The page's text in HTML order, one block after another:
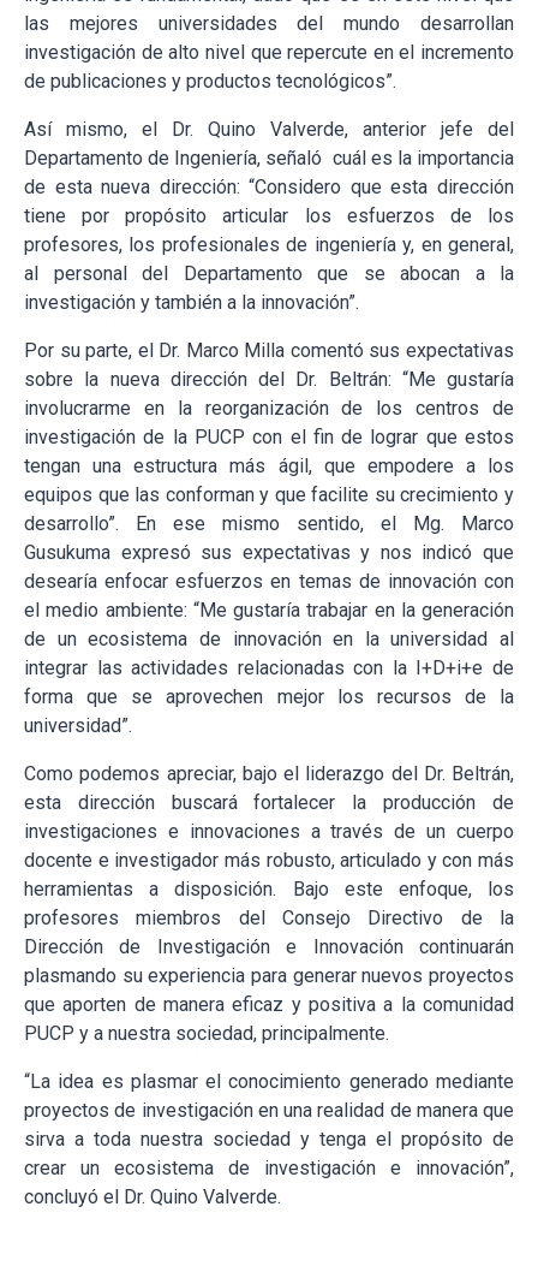
las mejores universidades del mundo desarrollan
investigación de alto nivel que repercute en el incremento
de publicaciones y productos tecnológicos”.
Así mismo, el Dr. Quino Valverde, anterior jefe del
Departamento de Ingeniería, señaló cuál es la importancia
de esta nueva dirección: “Considero que esta dirección
tiene por propósito articular los esfuerzos de los
profesores, los profesionales de ingeniería y, en general,
al personal del Departamento que se abocan a la
investigación y también a la innovación”.
Por su parte, el Dr. Marco Milla comentó sus expectativas
sobre la nueva dirección del Dr. Beltrán: “Me gustaría
involucrarme en la reorganización de los centros de
investigación de la PUCP con el fin de lograr que estos
tengan una estructura más ágil, que empodere a los
equipos que las conforman y que facilite su crecimiento y
desarrollo”. En ese mismo sentido, el Mg. Marco
Gusukuma expresó sus expectativas y nos indicó que
desearía enfocar esfuerzos en temas de innovación con
el medio ambiente: “Me gustaría trabajar en la generación
de un ecosistema de innovación en la universidad al
integrar las actividades relacionadas con la I+D+i+e de
forma que se aprovechen mejor los recursos de la
universidad”.
Como podemos apreciar, bajo el liderazgo del Dr. Beltrán,
esta dirección buscará fortalecer la producción de
investigaciones e innovaciones a través de un cuerpo
docente e investigador más robusto, articulado y con más
herramientas a disposición. Bajo este enfoque, los
profesoresmiembros del Consejo Directivo de la
Dirección de Investigación e Innovación continuarán
plasmando su experiencia para generar nuevos proyectos
que aporten de manera eficaz y positiva a la comunidad
PUCP y a nuestra sociedad, principalmente.
“La idea es plasmar el conocimiento generado mediante
proyectos de investigación en una realidad de manera que
sirva a toda nuestra sociedad y tenga el propósito de
crear un ecosistema de investigación e innovación”,
concluyó el Dr. Quino Valverde.